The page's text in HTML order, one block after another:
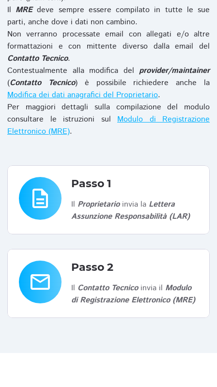
Il MREdeve sempre essere compilato in tutte le sue
parti, anche dove i dati non cambino.
Non verranno processate email con allegati e/o altre
formattazioni e con mittente diverso dalla email del
Contatto Tecnico.
Contestualmente alla modifica del provider/maintainer
(Contatto Tecnico) è possibile richiedere anche la
Modifica dei dati anagrafici del Proprietario.
Per maggiori dettagli sulla compilazione del modulo
consultare le istruzioni sul Modulo di Registrazione
Elettronico (MRE).
description
Passo 1
Il Proprietarioinvia la Lettera
Assunzione Responsabilità (LAR)
email
Passo 2
Il Contatto Tecnicoinvia il Modulo
di Registrazione Elettronico (MRE)